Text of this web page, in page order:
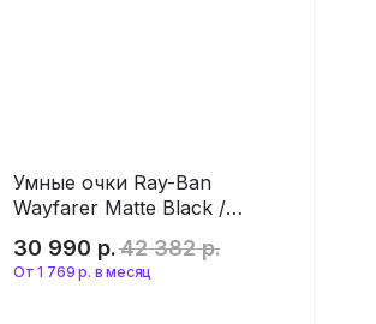
Умные очки Ray-Ban
Wayfarer Matte Black /
Green M
30 990 р.42 382 р.
От 1 769 р. в месяц